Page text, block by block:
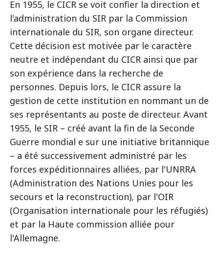
En 1955, le CICR se voit confier la direction et
l'administration du SIR par la Commission
internationale du SIR, son organe directeur.
Cette décision est motivée par le caractère
neutre et indépendant du CICR ainsi que par
son expérience dans la recherche de
personnes. Depuis lors, le CICR assure la
gestion de cette institution en nommant un de
ses représentants au poste de directeur. Avant
1955, le SIR – créé avant la fin de la Seconde
Guerre mondial e sur une initiative britannique
– a été successivement administré par les
forces expéditionnaires alliées, par l'UNRRA
(Administration des Nations Unies pour les
secours et la reconstruction), par l'OIR
(Organisation internationale pour les réfugiés)
et par la Haute commission alliée pour
l'Allemagne.